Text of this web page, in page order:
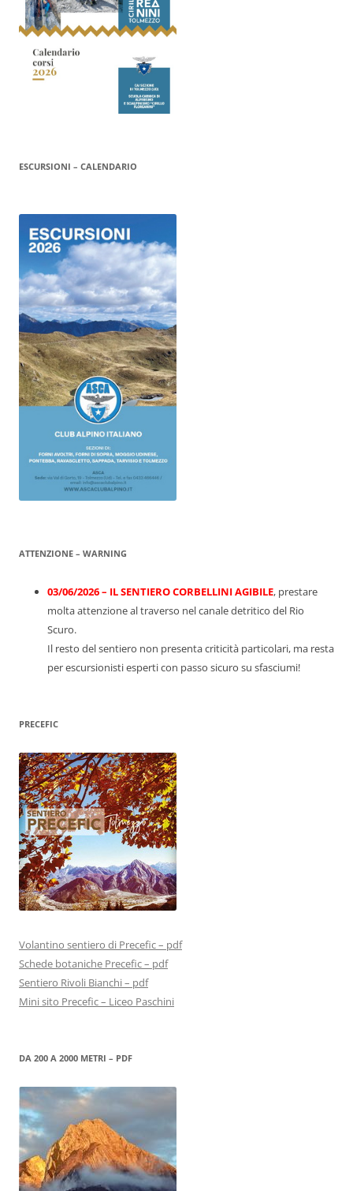
ESCURSIONI – CALENDARIO
ATTENZIONE – WARNING
03/06/2026 – IL SENTIERO CORBELLINI AGIBILE, prestare
molta attenzione al traverso nel canale detritico del Rio
Scuro.
Il resto del sentiero non presenta criticità particolari, ma resta
per escursionisti esperti con passo sicuro su sfasciumi!
PRECEFIC
Volantino sentiero di Precefic – pdf
Schede botaniche Precefic – pdf
Sentiero Rivoli Bianchi – pdf
Mini sito Precefic – Liceo Paschini
DA 200 A 2000 METRI – PDF